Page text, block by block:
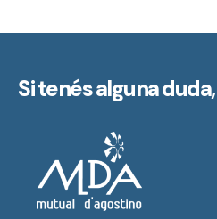
Si tenés alguna duda,